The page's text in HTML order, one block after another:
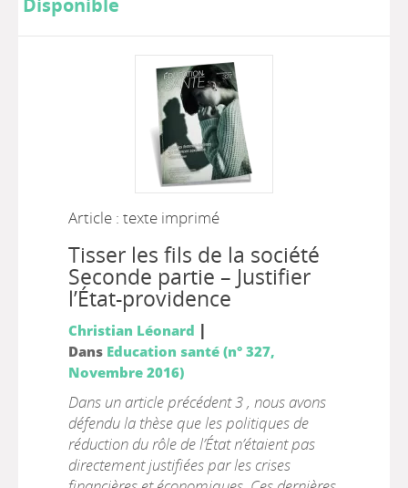
Disponible
Article : texte imprimé
Tisser les fils de la société
Seconde partie – Justifier
l’État-providence
Christian Léonard |
Dans Education santé (n° 327,
Novembre 2016)
Dans un article précédent 3 , nous avons
défendu la thèse que les politiques de
réduction du rôle de l’État n’étaient pas
directement justifiées par les crises